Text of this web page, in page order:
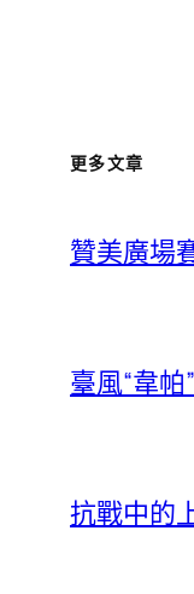
更多文章
贊美廣場
臺風“韋
抗戰中的